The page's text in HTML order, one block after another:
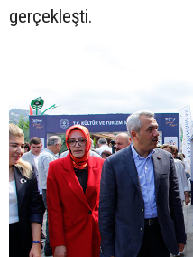
gerçekleşti.